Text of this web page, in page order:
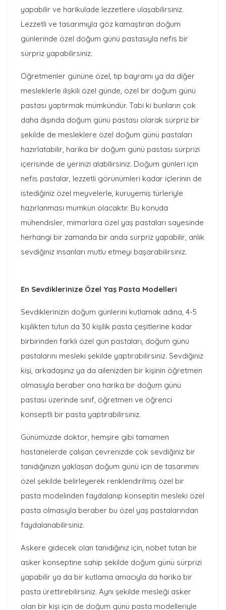
yapabilir ve harikulade lezzetlere ulaşabilirsiniz.
Lezzetli ve tasarımıyla göz kamaştıran doğum
günlerinde özel doğum günü pastasıyla nefis bir
sürpriz yapabilirsiniz.
Öğretmenler gününe özel, tıp bayramı ya da diğer
mesleklerle ilişkili özel günde, özel bir doğum günü
pastası yaptırmak mümkündür. Tabi ki bunların çok
daha dışında doğum günü pastası olarak sürpriz bir
şekilde de mesleklere özel doğum günü pastaları
hazırlatabilir, harika bir doğum günü pastası sürprizi
içerisinde de yerinizi alabilirsiniz. Doğum günleri için
nefis pastalar, lezzetli görünümleri kadar içlerinin de
istediğiniz özel meyvelerle, kuruyemiş türleriyle
hazırlanması mümkün olacaktır. Bu konuda
mühendisler, mimarlara özel yaş pastaları sayesinde
herhangi bir zamanda bir anda sürpriz yapabilir, anlık
sevdiğiniz insanları mutlu etmeyi başarabilirsiniz.
En Sevdiklerinize Özel Yaş Pasta Modelleri
Sevdiklerinizin doğum günlerini kutlamak adına, 4-5
kişilikten tutun da 30 kişilik pasta çeşitlerine kadar
birbirinden farklı özel gün pastaları, doğum günü
pastalarını mesleki şekilde yaptırabilirsiniz. Sevdiğiniz
kişi, arkadaşınız ya da ailenizden bir kişinin öğretmen
olmasıyla beraber ona harika bir doğum günü
pastası üzerinde sınıf, öğretmen ve öğrenci
konseptli bir pasta yaptırabilirsiniz.
Günümüzde doktor, hemşire gibi tamamen
hastanelerde çalışan çevrenizde çok sevdiğiniz bir
tanıdığınızın yaklaşan doğum günü için de tasarımını
özel şekilde belirleyerek renklendirilmiş özel bir
pasta modelinden faydalanıp konseptin mesleki özel
pasta olmasıyla beraber bu özel yaş pastalarından
faydalanabilirsiniz.
Askere gidecek olan tanıdığınız için, nöbet tutan bir
asker konseptine sahip şekilde doğum günü sürprizi
yapabilir ya da bir kutlama amacıyla da harika bir
pasta ürettirebilirsiniz. Aynı şekilde mesleği asker
olan bir kişi için de doğum günü pasta modelleriyle